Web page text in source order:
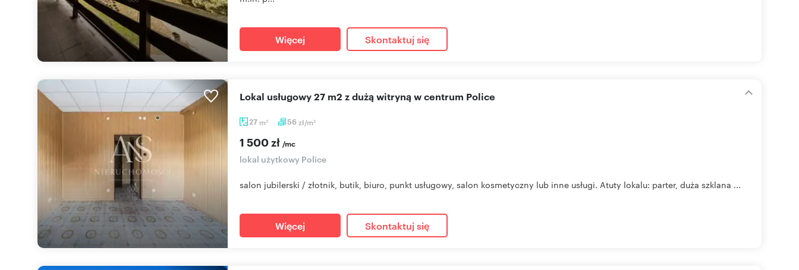
Więcej Skontaktuj się
27 m2 56zł/m2
Lokal usługowy 27 m2 z dużą witryną w centrum Police
1 500 zł /mc
lokal użytkowy Police
salon jubilerski / złotnik, butik, biuro, punkt usługowy, salon kosmetyczny lub inne usługi. Atuty lokalu: parter, duża szklana ...
Więcej Skontaktuj się